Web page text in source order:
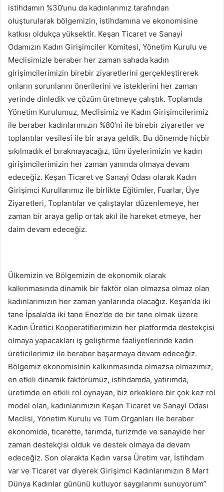
istihdamın %30’unu da kadınlarımız tarafından
oluşturularak bölgemizin, istihdamına ve ekonomisine
katkısı oldukça yüksektir. Keşan Ticaret ve Sanayi
Odamızın Kadın Girişimciler Komitesi, Yönetim Kurulu ve
Meclisimizle beraber her zaman sahada kadın
girişimcilerimizin birebir ziyaretlerini gerçekleştirerek
onların sorunlarını önerilerini ve isteklerini her zaman
yerinde dinledik ve çözüm üretmeye çalıştık. Toplamda
Yönetim Kurulumuz, Meclisimiz ve Kadın Girişimcilerimiz
ile beraber kadınlarımızın %80’ni ile birebir ziyaretler ve
toplantılar vesilesi ile bir araya geldik. Bu dönemde hiçbir
sıkılmadık el bırakmayacağız, tüm üyelerimizin ve kadın
girişimcilerimizin her zaman yanında olmaya devam
edeceğiz. Keşan Ticaret ve Sanayi Odası olarak Kadın
Girişimci Kurullarımız ile birlikte Eğitimler, Fuarlar, Üye
Ziyaretleri, Toplantılar ve çalıştaylar düzenlemeye, her
zaman bir araya gelip ortak akıl ile hareket etmeye, her
daim devam edeceğiz.
Ülkemizin ve Bölgemizin de ekonomik olarak
kalkınmasında dinamik bir faktör olan olmazsa olmaz olan
kadınlarımızın her zaman yanlarında olacağız. Keşan’da iki
tane İpsala’da iki tane Enez’de de bir tane olmak üzere
Kadın Üretici Kooperatiflerimizin her platformda destekçisi
olmaya yapacakları iş geliştirme faaliyetlerinde kadın
üreticilerimiz ile beraber başarmaya devam edeceğiz.
Bölgemiz ekonomisinin kalkınmasında olmazsa olmazımız,
en etkili dinamik faktörümüz, istihdamda, yatırımda,
üretimde en etkili rol oynayan, biz erkeklere bir çok kez rol
model olan, kadınlarımızın Keşan Ticaret ve Sanayi Odası
Meclisi, Yönetim Kurulu ve Tüm Organları ile beraber
ekonomide, ticarette, tarımda, turizmde ve sanayide her
zaman destekçisi olduk ve destek olmaya da devam
edeceğiz. Son olarakta Kadın varsa Üretim var, İstihdam
var ve Ticaret var diyerek Girişimci Kadınlarımızın 8 Mart
Dünya Kadınlar gününü kutluyor saygılarımı sunuyorum”